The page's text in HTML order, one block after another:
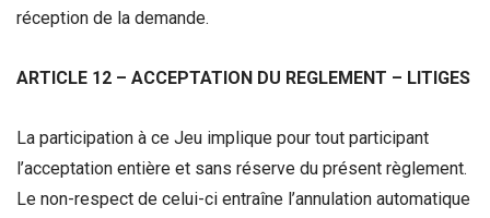
réception de la demande.
ARTICLE 12 – ACCEPTATION DU REGLEMENT – LITIGES
La participation à ce Jeu implique pour tout participant
l’acceptation entière et sans réserve du présent règlement.
Le non-respect de celui-ci entraîne l’annulation automatique